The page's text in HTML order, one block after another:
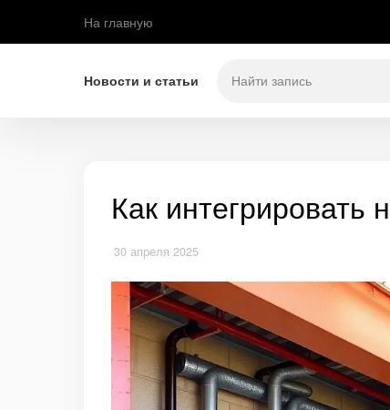
На главную
Новости и статьи
Как интегрировать
30 апреля 2025